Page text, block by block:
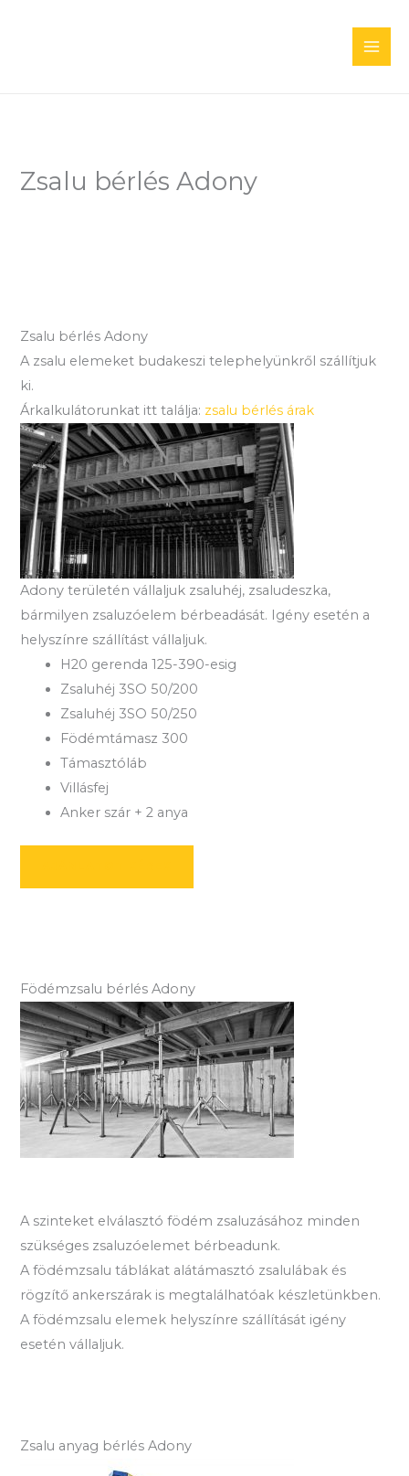
Zsalu bérlés Adony
Zsalu bérlés Adony
A zsalu elemeket budakeszi telephelyünkről szállítjuk
ki.
Árkalkulátorunkat itt találja: zsalu bérlés árak
Adony területén vállaljuk zsaluhéj, zsaludeszka,
bármilyen zsaluzóelem bérbeadását. Igény esetén a
helyszínre szállítást vállaljuk.
H20 gerenda 125-390-esig
Zsaluhéj 3SO 50/200
Zsaluhéj 3SO 50/250
Födémtámasz 300
Támasztóláb
Villásfej
Anker szár + 2 anya
Födémzsalu bérlés Adony
A szinteket elválasztó födém zsaluzásához minden
szükséges zsaluzóelemet bérbeadunk.
A födémzsalu táblákat alátámasztó zsalulábak és
rögzítő ankerszárak is megtalálhatóak készletünkben.
A födémzsalu elemek helyszínre szállítását igény
esetén vállaljuk.
Zsalu anyag bérlés Adony